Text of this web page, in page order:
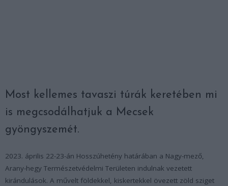
Most kellemes tavaszi túrák keretében mi
is megcsodálhatjuk a Mecsek
gyöngyszemét.
2023. április 22-23-án Hosszúhetény határában a Nagy-mező,
Arany-hegy Természetvédelmi Területen indulnak vezetett
kirándulások. A művelt földekkel, kiskertekkel övezett zöld sziget